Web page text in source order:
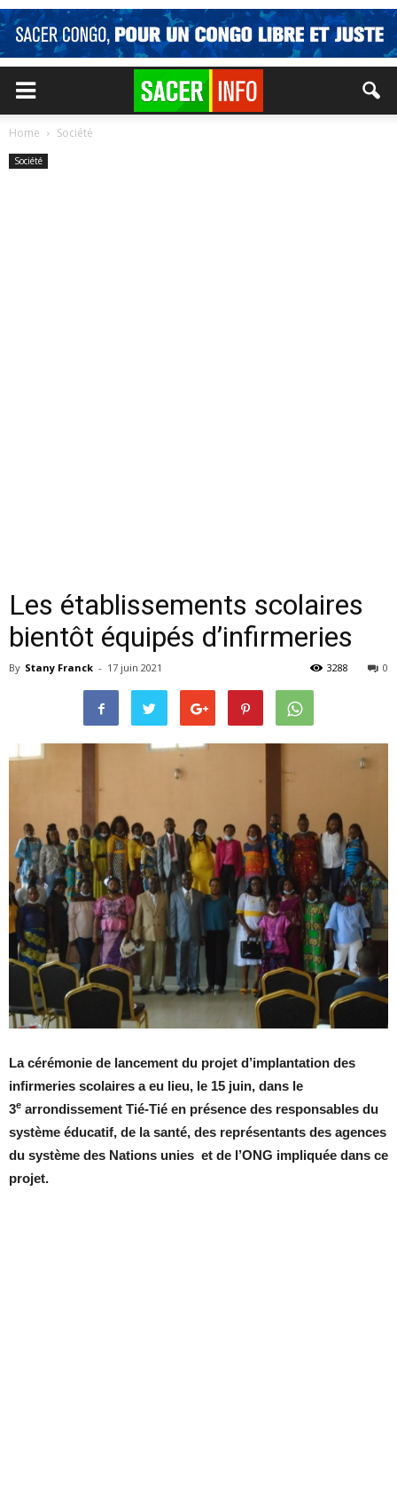
Home Société
Société
Les établissements scolaires
bientôt équipés d’infirmeries
By Stany Franck - 17 juin 2021 0
3288
La cérémonie de lancement du projet d’implantation des
infirmeries scolaires a eu lieu, le 15 juin, dans le
3e arrondissement Tié-Tié en présence des responsables du
système éducatif, de la santé, des représentants des agences
du système des Nations unies et de l’ONG impliquée dans ce
projet.